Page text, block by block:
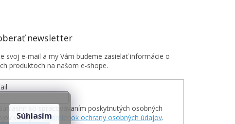
Súhlasím
newsletter
svoj e-mail a my Vám budeme zasielať informácie o
produktoch na našom e-shope.
Súhlasím so spracovávaním poskytnutých osobných
v zmyslePodmienok ochrany osobných údajov.